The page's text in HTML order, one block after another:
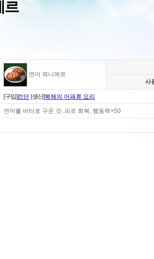
르
연어 뫼니에르
사
[구입]런던 [생산]북해의 어패류 요리
연어를 버터로 구운 것. 피로 회복, 행동력+50